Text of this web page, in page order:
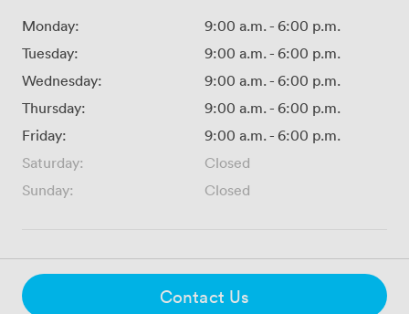
Monday: 9:00 a.m.- 6:00 p.m.
Tuesday:
9:00 a.m.- 6:00 p.m.
Wednesday:
9:00 a.m.- 6:00 p.m.
Thursday:
9:00 a.m.- 6:00 p.m.
Friday:
9:00 a.m.- 6:00 p.m.
Saturday:
Closed
Sunday:
Closed
Contact Us